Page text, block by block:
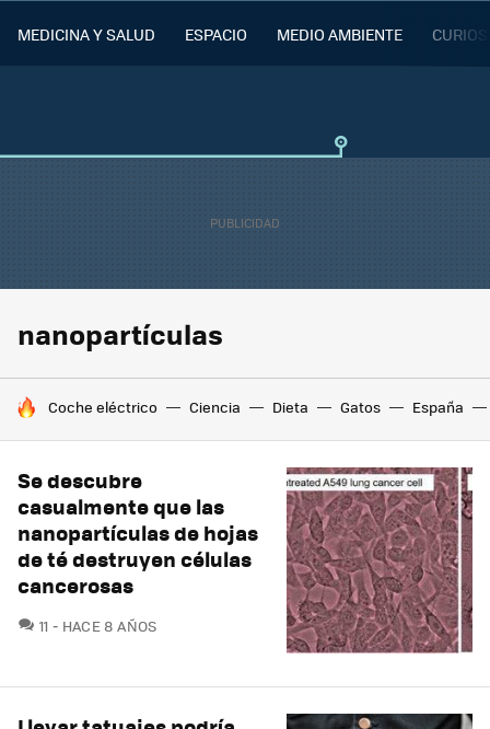
MEDICINA Y SALUD ESPACIO MEDIO AMBIENTE
nanopartículas
HOY SE HABLA DE
Coche eléctrico Ciencia Dieta Gatos España
Se descubre
casualmente que las
nanopartículas de hojas
de té destruyen células
cancerosas
11 COMENTARIOS
HACE 8 AÑOS